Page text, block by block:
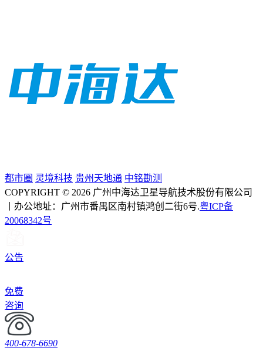
都市圈 灵境科技 贵州天地通 中铭勘测
COPYRIGHT © 2026 广州中海达卫星导航技术股份有限公司
丨办公地址：广州市番禺区南村镇鸿创二街6号.粤ICP备
20068342号
公告
免费
咨询
400-678-6690